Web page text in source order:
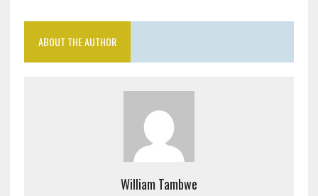
ABOUT THE AUTHOR
William Tambwe